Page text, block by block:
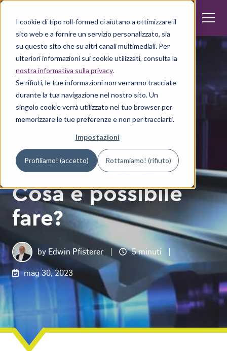
I cookie di tipo roll-formed ci aiutano a ottimizzare il
sito web e a fornire un servizio personalizzato, sia
su questo sito che su altri canali multimediali. Per
ulteriori informazioni sui cookie utilizzati, consulta la
nostra informativa sulla privacy.
Se rifiuti, le tue informazioni non verranno tracciate
durante la tua navigazione nel nostro sito. Un
singolo cookie verrà utilizzato nel tuo browser per
memorizzare le tue preferenze e non per tracciarti.
Impostazioni
Profiliamo! (accetto) Rottamiamo! (rifiuto)
Roll Forming
Profilatura di
componenti già
pronti per
l'installazione:
Cosa è possibile
fare?
by Edwin Pfisterer 5 minuti
mag 30, 2023